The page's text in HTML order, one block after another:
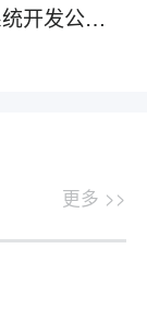
评排名报告
更多 >>